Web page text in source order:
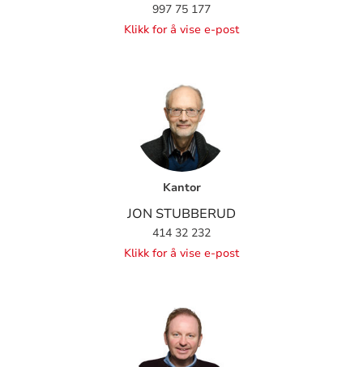
997 75 177
Klikk for å vise e-post
Kantor
JON STUBBERUD
414 32 232
Klikk for å vise e-post